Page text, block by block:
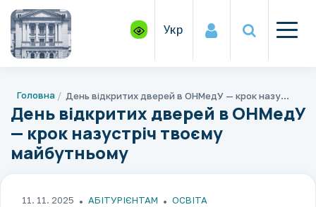
Укр
Головна День відкритих дверей в ОНМедУ — крок назустріч твоєму майбутньому
День відкритих дверей в ОНМедУ
— крок назустріч твоєму
майбутньому
11. 11. 2025 АБІТУРІЄНТАМ ОСВІТА